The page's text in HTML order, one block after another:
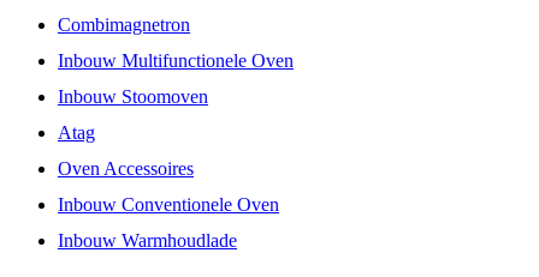
Combimagnetron
Inbouw Multifunctionele Oven
Inbouw Stoomoven
Atag
Oven Accessoires
Inbouw Conventionele Oven
Inbouw Warmhoudlade